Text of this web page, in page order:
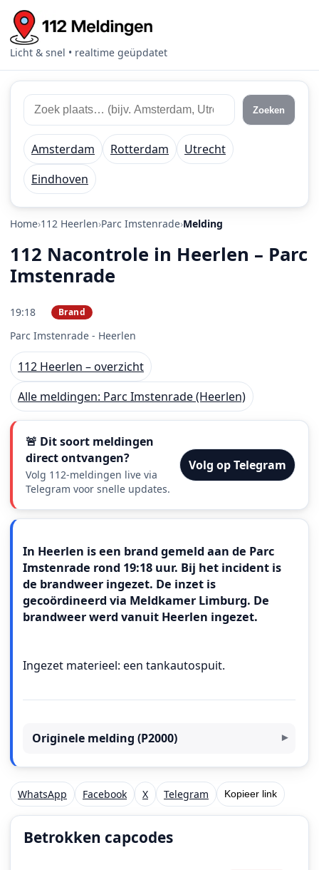
Licht & snel • realtime geüpdatet
Zoek 112 meldingen
Zoek plaats of regio Zoeken
Amsterdam Rotterdam
Utrecht
Eindhoven
Home 112 Heerlen Parc Imstenrade Melding
112 Nacontrole in Heerlen – Parc
Imstenrade
19:18 Brand
Parc Imstenrade - Heerlen
112 Heerlen – overzicht
Alle meldingen: Parc Imstenrade (Heerlen)
🚨 Dit soort meldingen
direct ontvangen?
Volg 112-meldingen live via
Telegram voor snelle updates.
Volg op Telegram
In Heerlen is een brand gemeld aan de Parc
Imstenrade rond 19:18 uur. Bij het incident is
de brandweer ingezet. De inzet is
gecoördineerd via Meldkamer Limburg. De
brandweer werd vanuit Heerlen ingezet.
Ingezet materieel: een tankautospuit.
Originele melding (P2000)
WhatsApp Facebook X Telegram Kopieer link
Betrokken capcodes